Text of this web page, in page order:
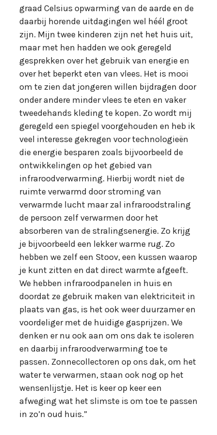
graad Celsius opwarming van de aarde en de
daarbij horende uitdagingen wel héél groot
zijn. Mijn twee kinderen zijn net het huis uit,
maar met hen hadden we ook geregeld
gesprekken over het gebruik van energie en
over het beperkt eten van vlees. Het is mooi
om te zien dat jongeren willen bijdragen door
onder andere minder vlees te eten en vaker
tweedehands kleding te kopen. Zo wordt mij
geregeld een spiegel voorgehouden en heb ik
veel interesse gekregen voor technologieën
die energie besparen zoals bijvoorbeeld de
ontwikkelingen op het gebied van
infraroodverwarming. Hierbij wordt niet de
ruimte verwarmd door stroming van
verwarmde lucht maar zal infraroodstraling
de persoon zelf verwarmen door het
absorberen van de stralingsenergie. Zo krijg
je bijvoorbeeld een lekker warme rug. Zo
hebben we zelf een Stoov, een kussen waarop
je kunt zitten en dat direct warmte afgeeft.
We hebben infraroodpanelen in huis en
doordat ze gebruik maken van elektriciteit in
plaats van gas, is het ook weer duurzamer en
voordeliger met de huidige gasprijzen. We
denken er nu ook aan om ons dak te isoleren
en daarbij infraroodverwarming toe te
passen. Zonnecollectoren op ons dak, om het
water te verwarmen, staan ook nog op het
wensenlijstje. Het is keer op keer een
afweging wat het slimste is om toe te passen
in zo’n oud huis.”